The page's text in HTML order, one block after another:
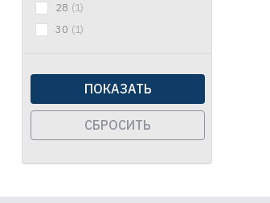
28 (1)
30 (1)
ПОКАЗАТЬ
СБРОСИТЬ